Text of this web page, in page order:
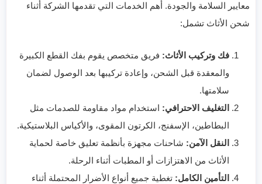
معايير السلامة والجودة. أهم الخدمات التي تقدمها الشركة أثناء
شحن الأثاث تشمل:
فك وتركيب الأثاث: فريق متخصص يقوم بفك القطع الكبيرة
والمعقدة قبل الشحن، وإعادة تركيبها بعد الوصول لضمان
سلامتها.
التغليف الاحترافي: استخدام مواد مقاومة للصدمات مثل
البطاطين، الإسفنج، الكرتون المقوى، والأكياس البلاستيكية.
النقل الآمن: شاحنات مجهزة بأنظمة تعليق خاصة لحماية
الأثاث من الاهتزازات أو المطبات أثناء الرحلة.
التأمين الكامل: تغطية جميع أنواع الأضرار المحتملة أثناء